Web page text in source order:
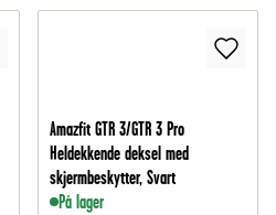
Amazfit GTR 3/GTR 3 Pro
Heldekkende deksel med
skjermbeskytter, Svart
På lager